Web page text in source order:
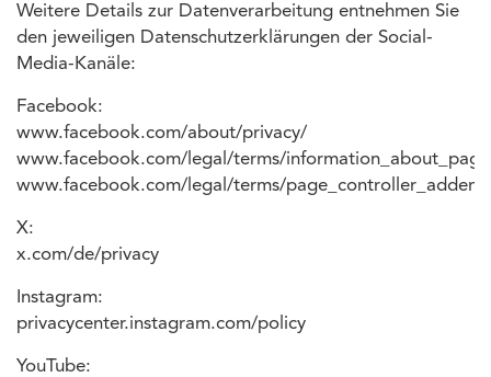
Weitere Details zur Datenverarbeitung entnehmen Sie
den jeweiligen Datenschutzerklärungen der Social-
Media-Kanäle:
Facebook:
www.facebook.com/about/privacy/
www.facebook.com/legal/terms/
www.facebook.com/legal/terms/
X:
x.com/de/privacy
Instagram:
privacycenter.instagram.com/policy
YouTube: